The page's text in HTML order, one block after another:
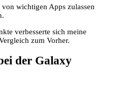
wichtigen Apps zulassen
verbesserte sich meine
zum Vorher.
der Galaxy